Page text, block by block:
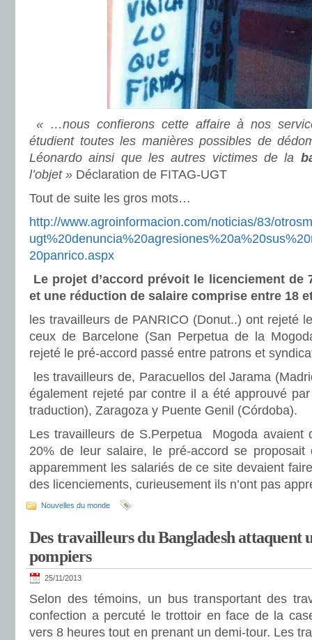
« …nous confierons cette affaire à nos
étudient toutes les manières possibles de
Léonardo ainsi que les autres victimes de la
l’objet » Déclaration de FITAG-UGT
Tout de suite les gros mots…
http://www.agroinformacion.com/noticias/83/
ugt%20denuncia%20agresiones%20a%20sus%
20panrico.aspx
Le projet d’accord prévoit le licenciement de
et une réduction de salaire comprise entre 18
les travailleurs de PANRICO (Donut..) ont rejeté
ceux de Barcelone (San Perpetua de la
rejeté le pré-accord passé entre patrons et
les travailleurs de, Paracuellos del Jarama
également rejeté par contre il a été approuvé
traduction), Zaragoza y Puente Genil (Córdoba).
Les travailleurs de S.Perpetua Mogoda avaient
20% de leur salaire, le pré-accord se proposait
apparemment les salariés de ce site devaient
des licenciements, curieusement ils n’ont pas
Nouvelles du monde
Des travailleurs du Bangladesh attaquent
pompiers
25/11/2013
Selon des témoins, un bus transportant des
confection a percuté le trottoir en face de la
vers 8 heures tout en prenant un demi-tour. Les